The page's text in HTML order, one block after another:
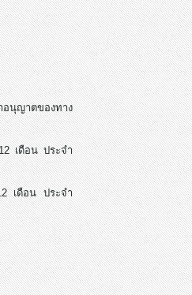
นุญาตของทาง
เดือน ประจำ
เดือน ประจำ